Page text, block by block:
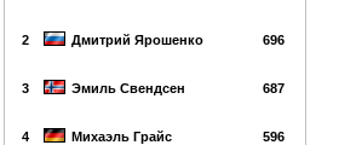
2 Дмитрий Ярошенко 696
3 Эмиль Свендсен 687
4 Михаэль Грайс 596